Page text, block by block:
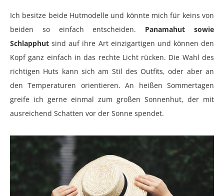
Ich besitze beide Hutmodelle und könnte mich für keins von
beiden so einfach entscheiden. Panamahut sowie
Schlapphut sind auf ihre Art einzigartigen und können den
Kopf ganz einfach in das rechte Licht rücken. Die Wahl des
richtigen Huts kann sich am Stil des Outfits, oder aber an
den Temperaturen orientieren. An heißen Sommertagen
greife ich gerne einmal zum großen Sonnenhut, der mit
ausreichend Schatten vor der Sonne spendet.